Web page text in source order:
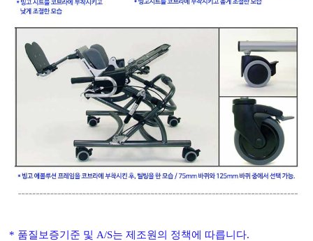
* 품질보증기준 및 A/S는 제조원의 정책에 따릅니다.